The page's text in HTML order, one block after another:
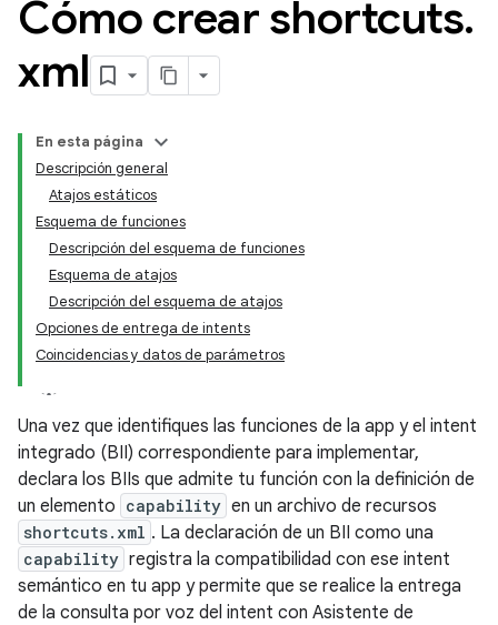
Cómo crear shortcuts.
xml
En esta página
Descripción general
Atajos estáticos
Esquema de funciones
Descripción del esquema de funciones
Esquema de atajos
Descripción del esquema de atajos
Opciones de entrega de intents
Coincidencias y datos de parámetros
Una vez que identifiques las funciones de la app y el intent
integrado (BII) correspondiente para implementar,
declara los BIIs que admite tu función con la definición de
un elemento capability en un archivo de recursos
shortcuts.xml . La declaración de un BII como una
capability registra la compatibilidad con ese intent
semántico en tu app y permite que se realice la entrega
de la consulta por voz del intent con Asistente de